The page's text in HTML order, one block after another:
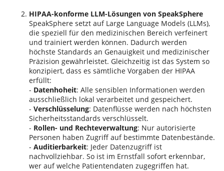
HIPAA-konforme LLM-Lösungen von SpeakSphere
SpeakSphere setzt auf Large Language Models (LLMs),
die speziell für den medizinischen Bereich verfeinert
und trainiert werden können. Dadurch werden
höchste Standards an Genauigkeit und medizinischer
Präzision gewährleistet. Gleichzeitig ist das System so
konzipiert, dass es sämtliche Vorgaben der HIPAA
erfüllt:
- Datenhoheit: Alle sensiblen Informationen werden
ausschließlich lokal verarbeitet und gespeichert.
- Verschlüsselung: Datenflüsse werden nach höchsten
Sicherheitsstandards verschlüsselt.
- Rollen- und Rechteverwaltung: Nur autorisierte
Personen haben Zugriff auf bestimmte Datenbestände.
- Auditierbarkeit: Jeder Datenzugriff ist
nachvollziehbar. So ist im Ernstfall sofort erkennbar,
wer auf welche Patientendaten zugegriffen hat.